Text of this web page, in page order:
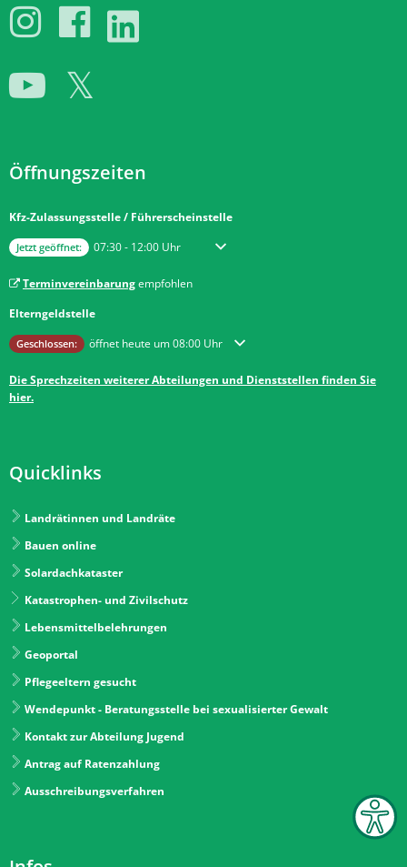
Öffnungszeiten
Kfz-Zulassungsstelle / Führerscheinstelle
Klicken, um weitere Öffnungs- oder Schließzeiten auszublenden
Jetzt geöffnet: 07:30- 12:00 Uhr Von 07:30 bis 12:00 Uhr
Terminvereinbarungempfohlen
Elterngeldstelle
Klicken, um weitere Öffnungs- oder Schließzeiten auszublenden
Geschlossen: öffnet heute um 08:00 Uhr
Die Sprechzeiten weiterer Abteilungen und Dienststellen finden Sie
hier.
Quicklinks
Landrätinnen und Landräte
Bauen online
Solardachkataster
Katastrophen- und Zivilschutz
Lebensmittelbelehrungen
Geoportal
Pflegeeltern gesucht
Wendepunkt - Beratungsstelle bei sexualisierter Gewalt
Kontakt zur Abteilung Jugend
Antrag auf Ratenzahlung
Ausschreibungsverfahren